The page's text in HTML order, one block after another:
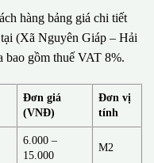
hàng bảng giá chi tiết
tại (Xã Nguyên Giáp – Hải
bao gồm thuế VAT 8%.
Đơn giá
(VNĐ)
Đơn vị
tính
6.000 –
15.000
M2